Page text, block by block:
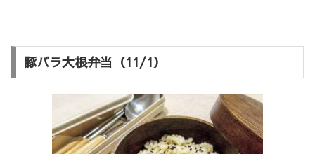
豚バラ大根弁当（11/1）